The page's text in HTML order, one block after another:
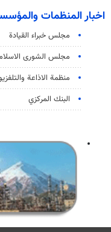
اخبار المنظمات
مجلس خبراء القيادة
مجلس الشورى
منظمة الاذاعة
البنك المركزي